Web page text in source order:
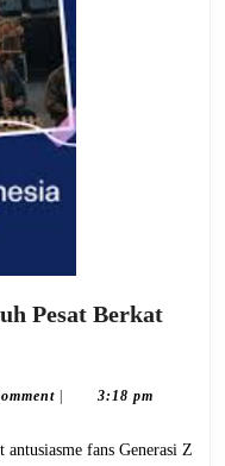
Pesat Berkat
| 3:18 pm